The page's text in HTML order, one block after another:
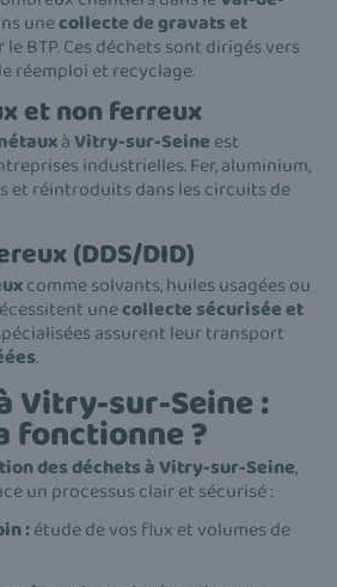
unecollecte de gravats et
le BTP. Ces déchets sont dirigés vers
réemploi et recyclage.
et non ferreux
àVitry-sur-Seine est
industrielles. Fer, aluminium,
et réintroduits dans les circuits de
(DDS/DID)
comme solvants, huiles usagées ou
unecollecte sécurisée et
assurent leur transport
.
Vitry-sur-Seine :
fonctionne ?
des déchets à Vitry-sur-Seine,
un processus clair et sécurisé :
:étude de vos flux et volumes de